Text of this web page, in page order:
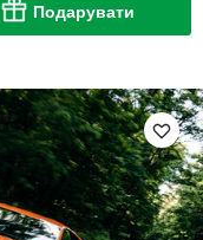
Подарувати